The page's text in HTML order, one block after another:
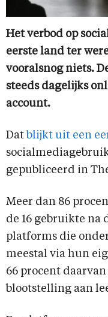
Het verbod op
eerste land ter
vooralsnog niets.
steeds dagelijks
account.
Dat blijkt uit een
gepubliceerd in
Meer dan 86
de 16 gebruikte na
platforms die
meestal via hun
66 procent
blootstelling aan